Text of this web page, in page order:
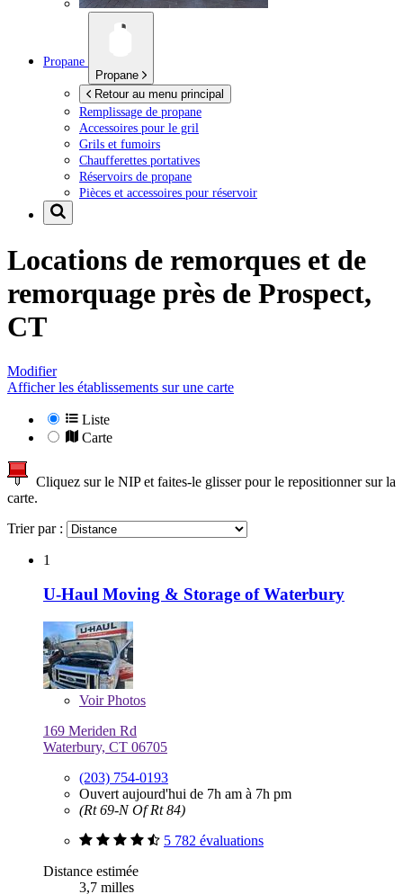
Propane
Propane
Retour au menu principal
Remplissage de propane
Accessoires pour le gril
Grils et fumoirs
Chaufferettes portatives
Réservoirs de propane
Pièces et accessoires pour réservoir
Locations de remorques et de
remorquage près de Prospect,
CT
Modifier
Afficher les établissements sur une carte
Liste
Carte
Cliquez sur le NIP et faites-le glisser pour le repositionner sur la
carte.
Trier par :
1
U-Haul Moving & Storage of Waterbury
VoirPhotos
169 Meriden Rd
Waterbury, CT 06705
(203) 754-0193
Ouvert aujourd'hui de 7h am à 7h pm
(Rt 69-N Of Rt 84)
5 782 évaluations
Distance estimée
3,7 milles